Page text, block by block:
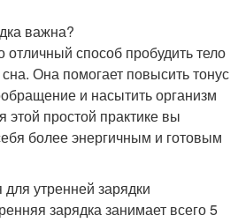
важна?
отличный способ пробудить тело
Она помогает повысить тонус
и насытить организм
этой простой практике вы
более энергичным и готовым
утренней зарядки
зарядка занимает всего 5